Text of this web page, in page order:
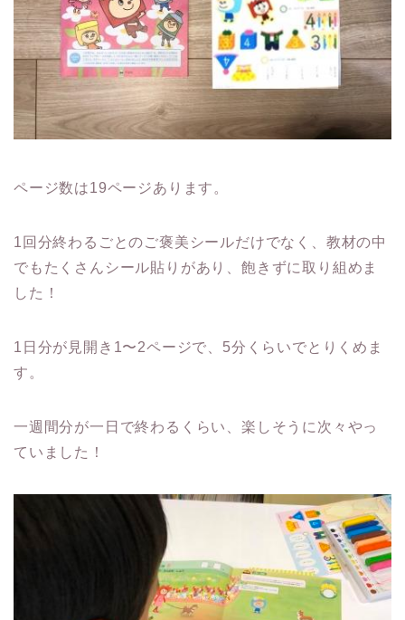
ページ数は19ページあります。
1回分終わるごとのご褒美シールだけでなく、教材の中
でもたくさんシール貼りがあり、飽きずに取り組めま
した！
1日分が見開き1〜2ページで、5分くらいでとりくめま
す。
一週間分が一日で終わるくらい、楽しそうに次々やっ
ていました！